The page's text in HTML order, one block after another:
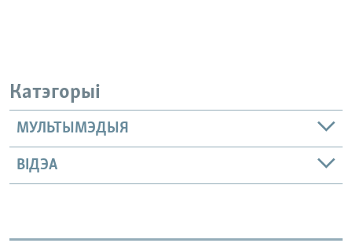
Катэгорыі
МУЛЬТЫМЭДЫЯ
ВІДЭА